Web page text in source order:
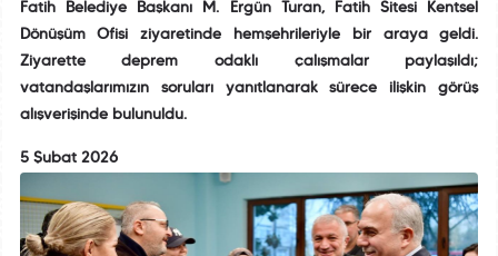
Fatih Belediye Başkanı M. Ergün Turan, Fatih Sitesi Kentsel
Dönüşüm Ofisi ziyaretinde hemşehrileriyle bir araya geldi.
Ziyarette deprem odaklı çalışmalar paylaşıldı;
vatandaşlarımızın soruları yanıtlanarak sürece ilişkin görüş
alışverişinde bulunuldu.
5 Şubat 2026